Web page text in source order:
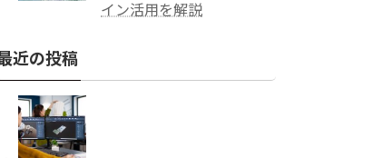
イン活用を解説
近の投稿